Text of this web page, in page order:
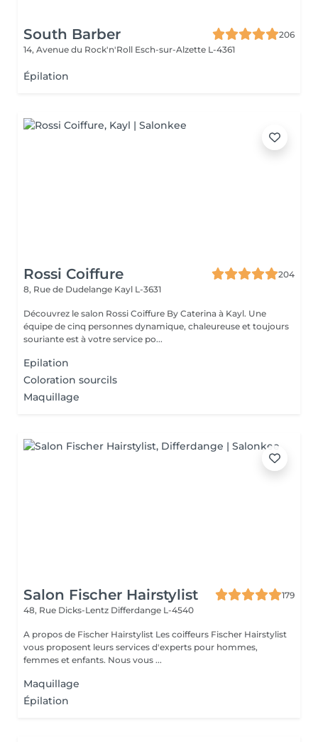
South Barber
206
14, Avenue du Rock'n'Roll Esch-sur-Alzette L-4361
Épilation
Rossi Coiffure
204
8, Rue de Dudelange Kayl L-3631
Découvrez le salon Rossi Coiffure By Caterina à Kayl. Une
équipe de cinq personnes dynamique, chaleureuse et toujours
souriante est à votre service po...
Epilation
Coloration sourcils
Maquillage
Salon Fischer Hairstylist
179
48, Rue Dicks-Lentz Differdange L-4540
A propos de Fischer Hairstylist Les coiffeurs Fischer Hairstylist
vous proposent leurs services d'experts pour hommes,
femmes et enfants. Nous vous ...
Maquillage
Épilation